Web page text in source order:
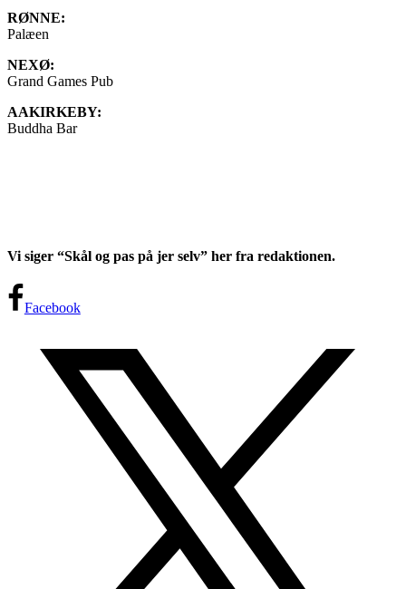
RØNNE:
Palæen
NEXØ:
Grand Games Pub
AAKIRKEBY:
Buddha Bar
Vi siger “Skål og pas på jer selv” her fra redaktionen.
Facebook